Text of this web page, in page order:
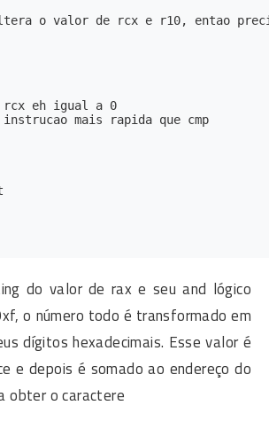
o valor de rcx e r10, entao
eh igual a 0
mais rapida que cmp
do valor de rax e seu and lógico
o número todo é transformado em
dígitos hexadecimais. Esse valor é
e depois é somado ao endereço do
obter o caractere